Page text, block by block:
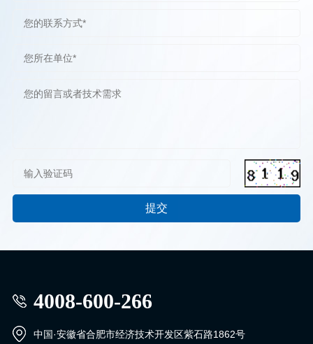
4008-600-266
中国·安徽省合肥市经济技术开发区紫石路1862号